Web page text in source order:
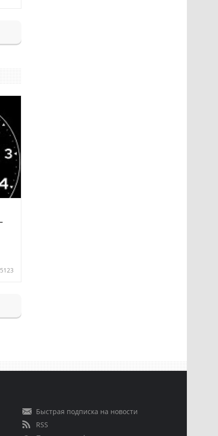
5123
Быстрая подписка на новости
RSS